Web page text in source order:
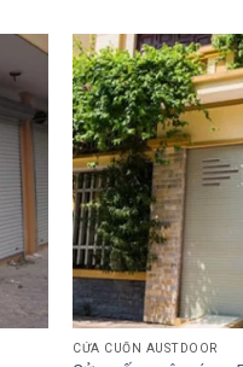
CỬA CUỐN AUSTDOOR